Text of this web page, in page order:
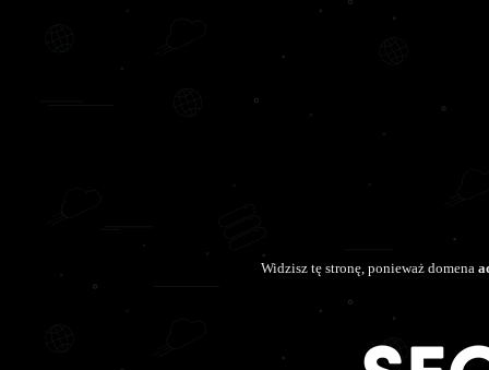
Widzisz tę stronę, ponieważ domena